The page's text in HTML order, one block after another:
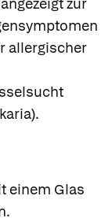
allergischer
einem Glas